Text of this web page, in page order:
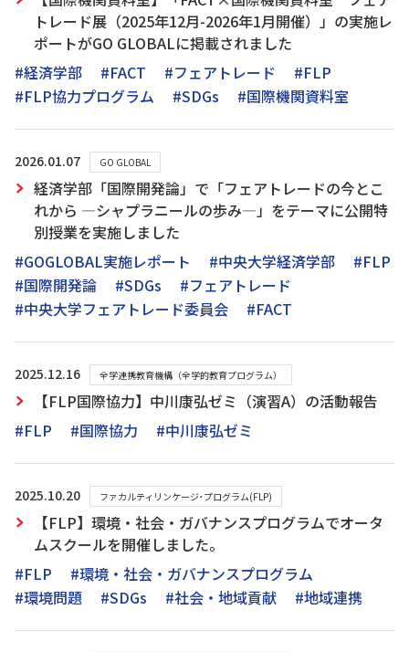
トレード展（2025年12月-2026年1月開催）」の実施レ
ポートがGO GLOBALに掲載されました
#経済学部
#FACT #フェアトレード
#FLP
#FLP協力プログラム
#SDGs #国際機関資料室
2026.01.07 GO GLOBAL
経済学部「国際開発論」で「フェアトレードの今とこ
れから ―シャプラニールの歩み―」をテーマに公開特
別授業を実施しました
#GOGLOBAL実施レポート
#中央大学経済学部
#FLP
#国際開発論
#SDGs
#フェアトレード
#中央大学フェアトレード委員会
#FACT
2025.12.16 全学連携教育機構（全学的教育プログラム）
【FLP国際協力】中川康弘ゼミ（演習A）の活動報告
#FLP
#国際協力 #中川康弘ゼミ
2025.10.20 ファカルティリンケージ･プログラム(FLP)
【FLP】環境・社会・ガバナンスプログラムでオータ
ムスクールを開催しました。
#FLP
#環境・社会・ガバナンスプログラム
#環境問題
#SDGs #社会・地域貢献 #地域連携